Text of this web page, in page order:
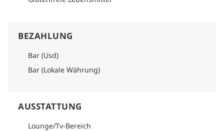
BEZAHLUNG
Bar (Usd)
Bar (Lokale Währung)
AUSSTATTUNG
Lounge/Tv-Bereich